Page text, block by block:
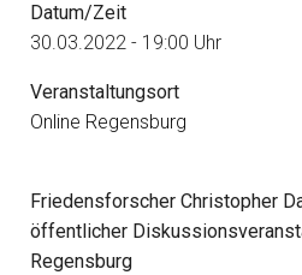
Region!
Datum/Zeit
30.03.2022 - 19:00 Uhr
Veranstaltungsort
Online Regensburg
Friedensforscher Christopher
öffentlicher
Regensburg